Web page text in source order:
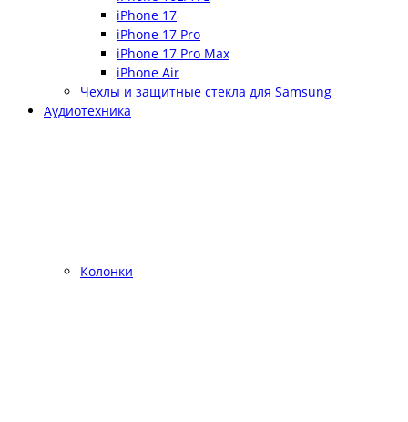
iPhone 17
iPhone 17 Pro
iPhone 17 Pro Max
iPhone Air
Чехлы и защитные стекла для Samsung
Аудиотехника
Колонки